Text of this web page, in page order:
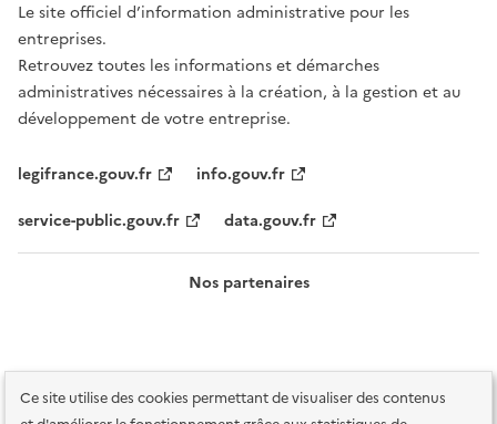
Ce site utilise des cookies permettant de visualiser des contenus
Le site officiel d’information administrative pour les
entreprises.
Retrouvez toutes les informations et démarches
administratives nécessaires à la création, à la gestion et au
développement de votre entreprise.
legifrance.gouv.fr
info.gouv.fr
service-public.gouv.fr
data.gouv.fr
Nos partenaires